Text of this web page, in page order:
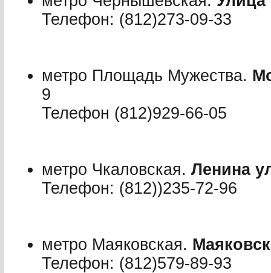
Телефон: (812)273-09-33
метро Площадь Мужества.
9
Телефон (812)929-66-05
метро Чкаловская. Ленина
Телефон: (812))235-72-96
метро Маяковская.
Телефон: (812)579-89-93